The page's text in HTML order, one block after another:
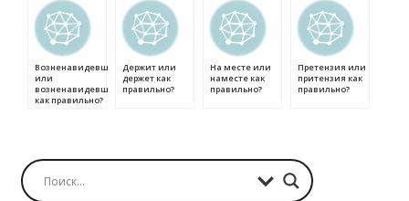
Возненавидевший
или
возненавидевшей
как правильно?
Держит или
держет как
правильно?
На месте или
наместе как
правильно?
Претензия или
притензия как
правильно?